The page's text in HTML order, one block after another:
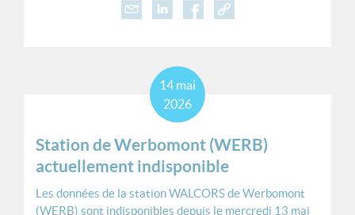
Station de Werbomont (WERB)
actuellement indisponible
14 mai
2026
Les données de la station WALCORS de Werbomont
(WERB) sont indisponibles depuis le mercredi 13 mai